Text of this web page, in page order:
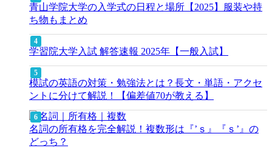
青山学院大学の入学式の日程と場所【2025】服装や持
ち物もまとめ
学習院大学入試 解答速報 2025年【一般入試】
模試の英語の対策・勉強法とは？長文・単語・アクセ
ントに分けて解説！【偏差値70が教える】
名詞の所有格を完全解説！複数形は『’ｓ』『ｓ’』の
どっち？